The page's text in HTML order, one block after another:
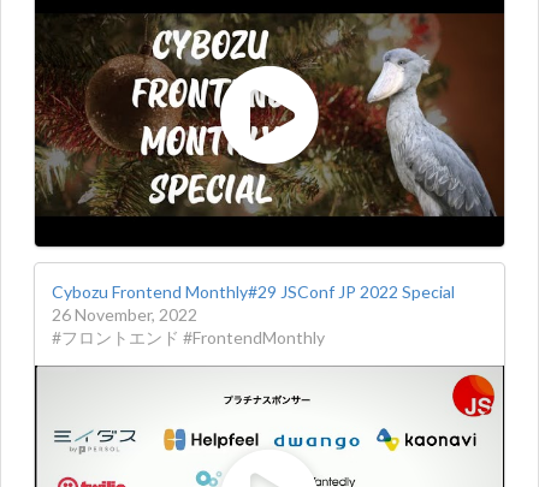
Cybozu Frontend Monthly#29 JSConf JP 2022 Special
26 November, 2022
#フロントエンド #FrontendMonthly